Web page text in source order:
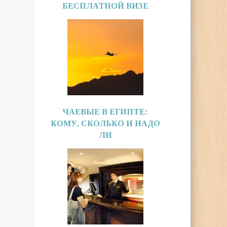
БЕСПЛАТНОЙ ВИЗЕ
ЧАЕВЫЕ В ЕГИПТЕ:
КОМУ, СКОЛЬКО И НАДО
ЛИ